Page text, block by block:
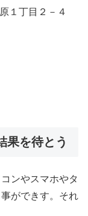
１丁目２－４
果を待とう
ンやスマホやタ
ができす。それ